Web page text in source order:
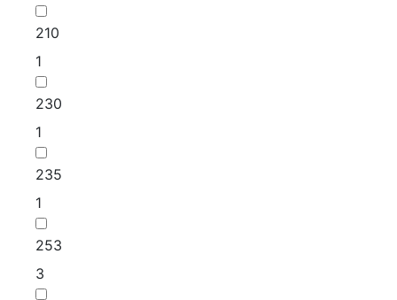
210
1
230
1
235
1
253
3